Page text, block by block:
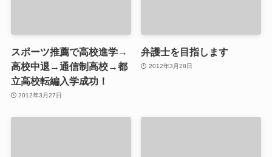
スポーツ推薦で高校進学→
高校中退→通信制高校→都
立高校転編入学成功！
2012年3月27日
弁護士を目指します
2012年3月28日